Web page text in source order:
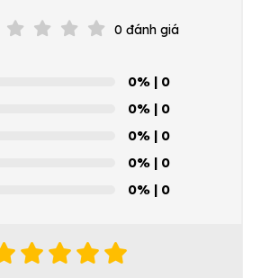
0 đánh giá
0% | 0
0% | 0
0% | 0
0% | 0
0% | 0